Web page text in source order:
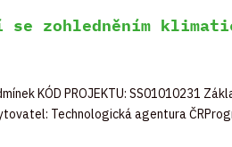
zohledněním
KÓD PROJEKTU: SS01010231
Technologická agentura